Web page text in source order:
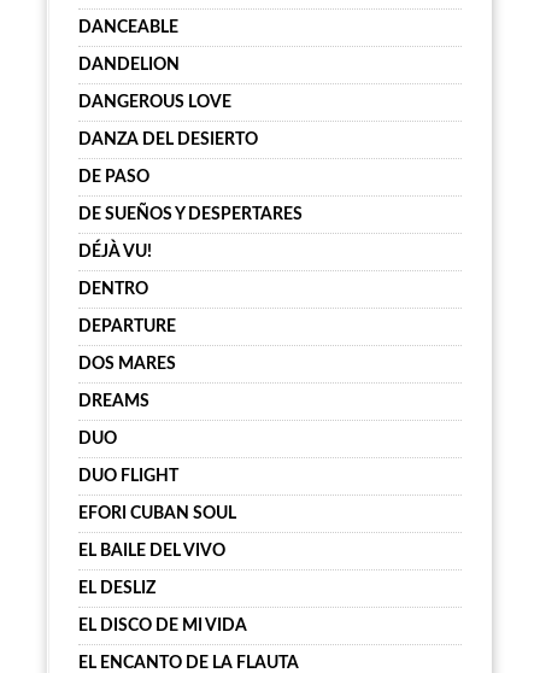
DANCEABLE
DANDELION
DANGEROUS LOVE
DANZA DEL DESIERTO
DE PASO
DE SUEÑOS Y DESPERTARES
DÉJÀ VU!
DENTRO
DEPARTURE
DOS MARES
DREAMS
DUO
DUO FLIGHT
EFORI CUBAN SOUL
EL BAILE DEL VIVO
EL DESLIZ
EL DISCO DE MI VIDA
EL ENCANTO DE LA FLAUTA